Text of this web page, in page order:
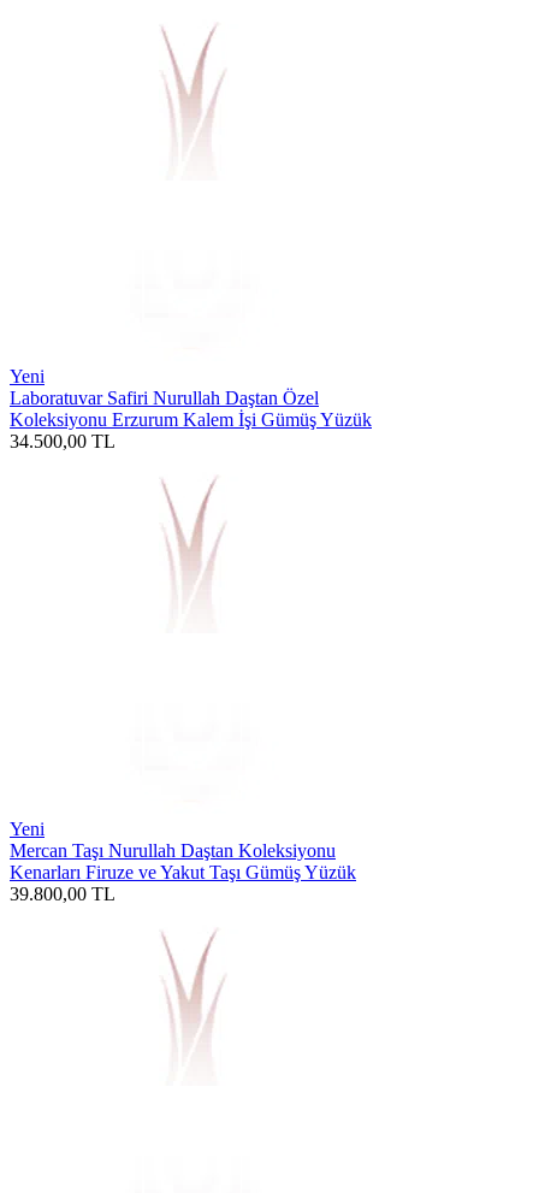
Yeni
Laboratuvar Safiri Nurullah Daştan Özel
Koleksiyonu Erzurum Kalem İşi Gümüş Yüzük
34.500,00 TL
Yeni
Mercan Taşı Nurullah Daştan Koleksiyonu
Kenarları Firuze ve Yakut Taşı Gümüş Yüzük
39.800,00 TL